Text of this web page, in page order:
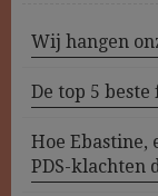
Wij hangen
De top 5 beste
Hoe Ebastine,
PDS-klachten